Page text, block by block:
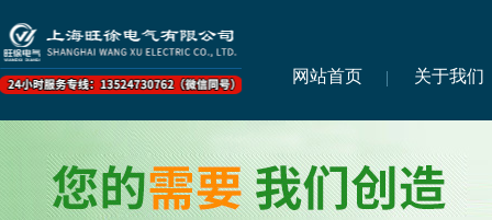
网站首页 关于我们